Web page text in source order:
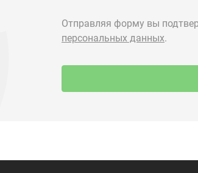
Доставка и оплата
+7 (3513)
г. Миасс, п.